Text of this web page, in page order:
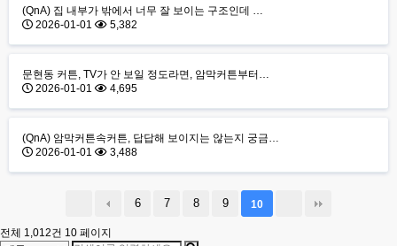
(QnA) 집 내부가 밖에서 너무 잘 보이는 구조인데 …
2026-01-01
5,382
​문현동 커튼, TV가 안 보일 정도라면, 암막커튼부터…
2026-01-01
4,695
(QnA) 암막커튼속커튼, 답답해 보이지는 않는지 궁금…
2026-01-01
3,488
6 7 8 9 10
전체 1,012건 10 페이지